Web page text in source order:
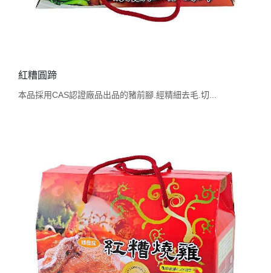
紅糟圓蹄
本品採用CAS認證廠品出品的豬前腳.經精細去毛.切...